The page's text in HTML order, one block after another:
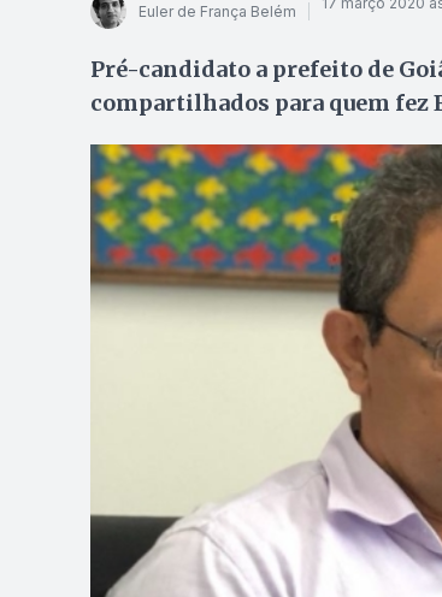
Euler de França Belém
Pré-candidato a prefeito de
compartilhados para quem fez